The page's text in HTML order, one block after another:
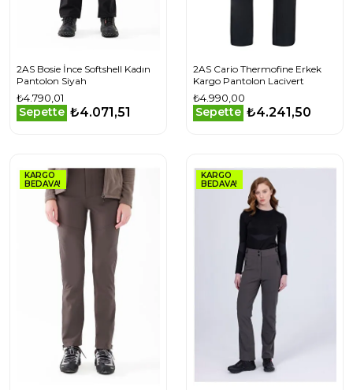
2AS Bosie İnce Softshell Kadın
Pantolon Siyah
₺4.790,01
Sepette ₺4.071,51
2AS Cario Thermofine Erkek
Kargo Pantolon Lacivert
₺4.990,00
Sepette ₺4.241,50
KARGO
BEDAVA!
KARGO
BEDAVA!